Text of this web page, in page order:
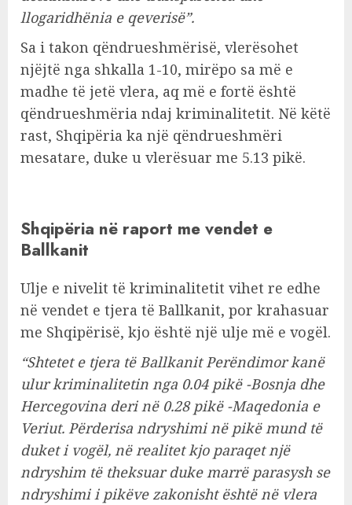
llogaridhënia e qeverisë”.
Sa i takon qëndrueshmërisë, vlerësohet
njëjtë nga shkalla 1-10, mirëpo sa më e
madhe të jetë vlera, aq më e fortë është
qëndrueshmëria ndaj kriminalitetit. Në këtë
rast, Shqipëria ka një qëndrueshmëri
mesatare, duke u vlerësuar me 5.13 pikë.
Shqipëria në raport me vendet e
Ballkanit
Ulje e nivelit të kriminalitetit vihet re edhe
në vendet e tjera të Ballkanit, por krahasuar
me Shqipërisë, kjo është një ulje më e vogël.
“Shtetet e tjera të Ballkanit Perëndimor kanë
ulur kriminalitetin nga 0.04 pikë -Bosnja dhe
Hercegovina deri në 0.28 pikë -Maqedonia e
Veriut. Përderisa ndryshimi në pikë mund të
duket i vogël, në realitet kjo paraqet një
ndryshim të theksuar duke marrë parasysh se
ndryshimi i pikëve zakonisht është në vlera